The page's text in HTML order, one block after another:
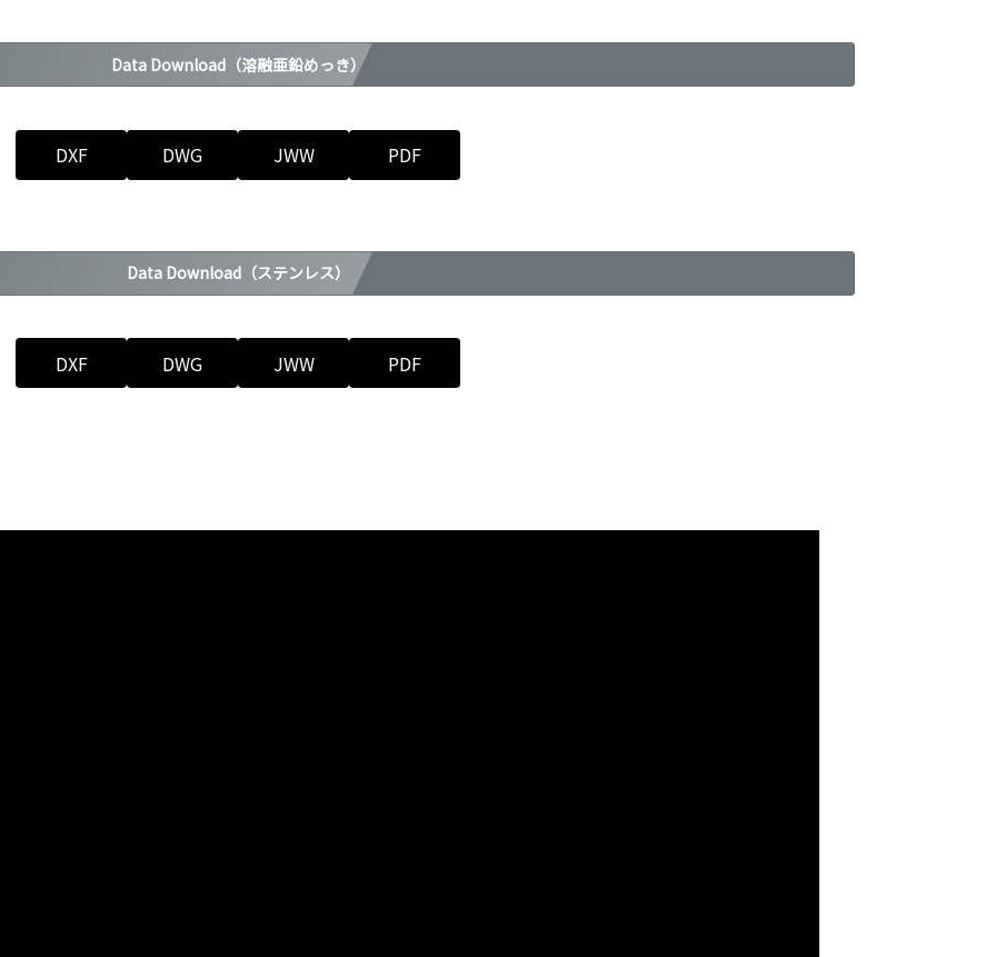
Data Download（溶融亜鉛めっき）
DXF DWG JWW PDF
Data Download（ステンレス）
DXF DWG JWW PDF